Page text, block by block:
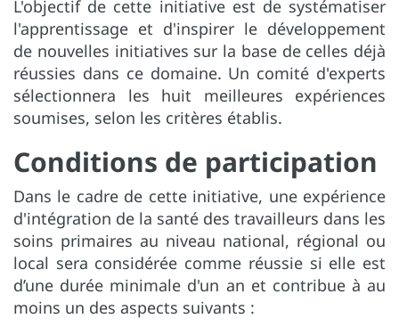
L'objectif de cette initiative est de systématiser
l'apprentissage et d'inspirer le développement
de nouvelles initiatives sur la base de celles déjà
réussies dans ce domaine. Un comité d'experts
sélectionnera les huit meilleures expériences
soumises, selon les critères établis.
Conditions de participation
Dans le cadre de cette initiative, une expérience
d'intégration de la santé des travailleurs dans les
soins primaires au niveau national, régional ou
local sera considérée comme réussie si elle est
d’une durée minimale d'un an et contribue à au
moins un des aspects suivants :